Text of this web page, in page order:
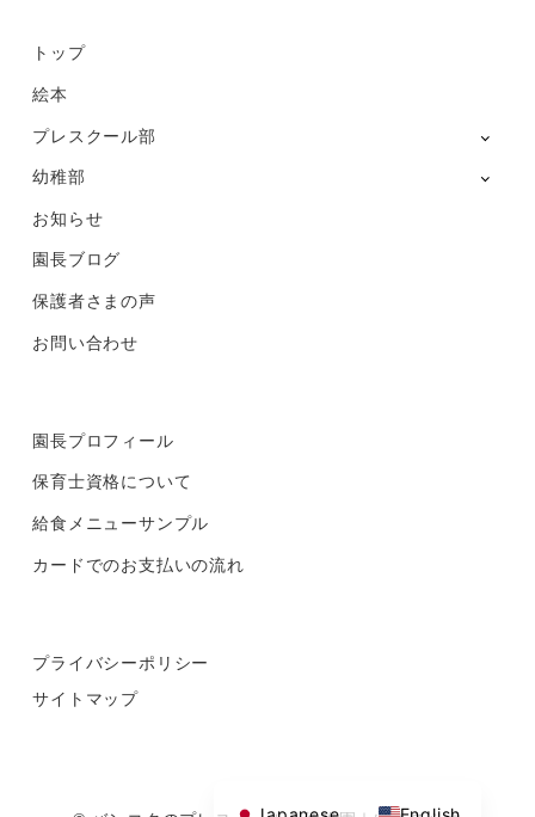
トップ
絵本
プレスクール部
幼稚部
お知らせ
園長ブログ
保護者さまの声
お問い合わせ
園長プロフィール
保育士資格について
給食メニューサンプル
カードでのお支払いの流れ
プライバシーポリシー
サイトマップ